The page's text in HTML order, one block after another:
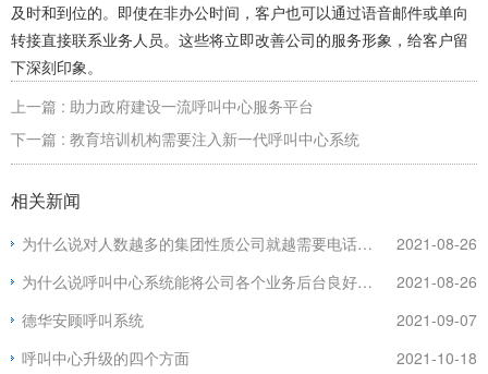
及时和到位的。即使在非办公时间，客户也可以通过语音邮件或单向
转接直接联系业务人员。这些将立即改善公司的服务形象，给客户留
下深刻印象。
上一篇 : 助力政府建设一流呼叫中心服务平台
下一篇 : 教育培训机构需要注入新一代呼叫中心系统
相关新闻
2021-08-26
为什么说对人数越多的集团性质公司就越需要电话系统？
2021-08-26
为什么说呼叫中心系统能将公司各个业务后台良好融合？
2021-09-07
德华安顾呼叫系统
2021-10-18
呼叫中心升级的四个方面